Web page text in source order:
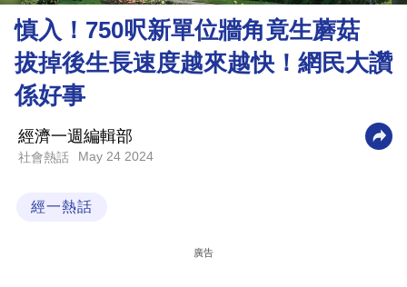
理
財
商
科
技
慎入！750呎新單位牆角竟生蘑菇
拔掉後生長速度越來越快！網民大讚
係好事
經濟一週編輯部
社會熱話 May 24 2024
經一熱話
廣告